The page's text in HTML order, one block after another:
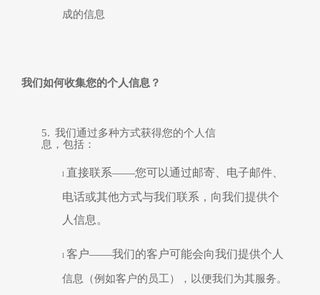
成的信息
我们如何收集您的个人信息？
5. 我们通过多种方式获得您的个人信
息，包括：
l 直接联系——您可以通过邮寄、电子邮件、
电话或其他方式与我们联系，向我们提供个
人信息。
l客户——我们的客户可能会向我们提供个人
信息 （例如客户的员工），以便我们为其服务。